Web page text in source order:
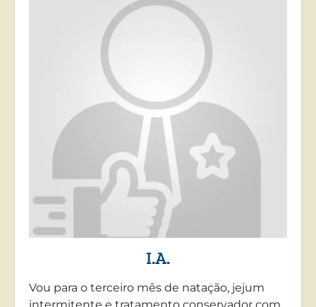
I.A.
Vou para o terceiro mês de natação, jejum